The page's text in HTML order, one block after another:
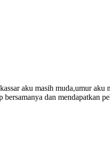
aku masih muda,umur
dan mendapatkan